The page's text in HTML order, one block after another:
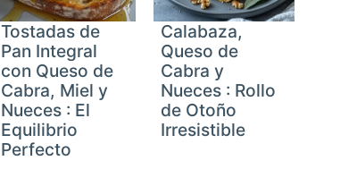
Tostadas de
Pan Integral
con Queso de
Cabra, Miel y
Nueces : El
Equilibrio
Perfecto
Calabaza,
Queso de
Cabra y
Nueces : Rollo
de Otoño
Irresistible